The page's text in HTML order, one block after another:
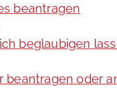
beantragen
beglaubigen
oder